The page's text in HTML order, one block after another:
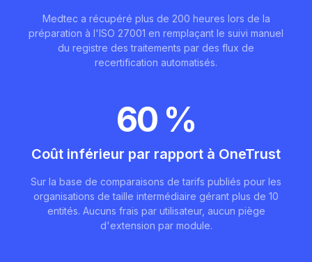
Medtec a récupéré plus de 200 heures lors de la
préparation à l'ISO 27001 en remplaçant le suivi manuel
du registre des traitements par des flux de
recertification automatisés.
60 %
Coût inférieur par rapport à OneTrust
Sur la base de comparaisons de tarifs publiés pour les
organisations de taille intermédiaire gérant plus de 10
entités. Aucuns frais par utilisateur, aucun piège
d'extension par module.